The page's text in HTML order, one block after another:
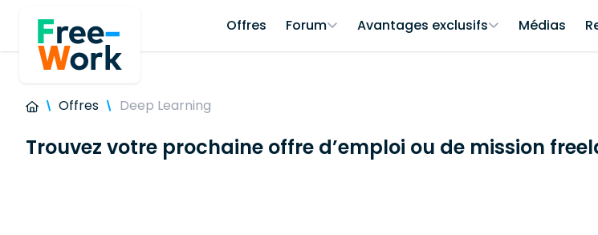
Offres Forum Avantages exclusifs Médias
Offres Deep Learning
Trouvez votre prochaine offre d’emploi ou de mission